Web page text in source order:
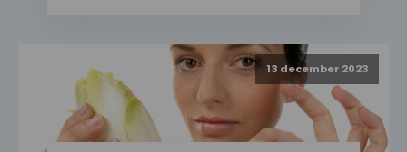
13 december 2023